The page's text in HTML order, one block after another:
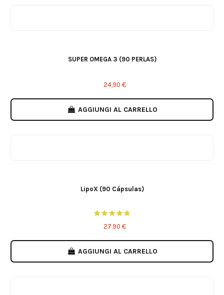
SUPER OMEGA 3 (90 PERLAS)
24,90 €
AGGIUNGI AL CARRELLO
LipoX (90 Cápsulas)
27,90 €
AGGIUNGI AL CARRELLO